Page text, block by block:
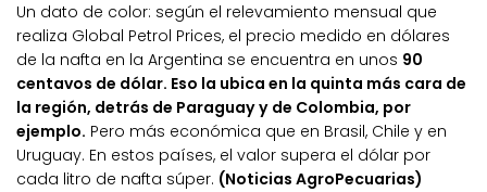
Un dato de color: según el relevamiento mensual que
realiza Global Petrol Prices, el precio medido en dólares
de la nafta en la Argentina se encuentra en unos 90
centavos de dólar. Eso la ubica en la quinta más cara de
la región, detrás de Paraguay y de Colombia, por
ejemplo. Pero más económica que en Brasil, Chile y en
Uruguay. En estos países, el valor supera el dólar por
cada litro de nafta súper. (Noticias AgroPecuarias)